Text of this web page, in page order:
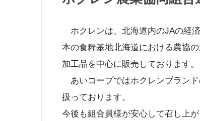
ホクレンは、北海道内のJAの経
本の食糧基地北海道における農協
加工品を中心に販売しております。
あいコープではホクレンブラン
扱っております。
今後も組合員様が安心して召し上